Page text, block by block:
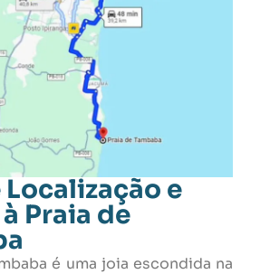
Localização e
Praia de
é uma joia escondida na